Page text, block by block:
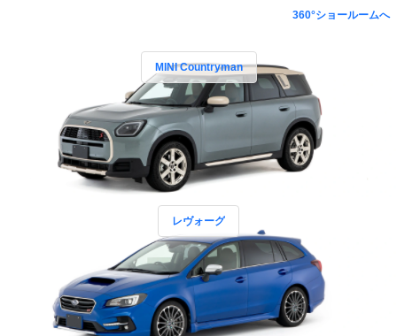
360°ショールームへ
MINI Countryman
レヴォーグ